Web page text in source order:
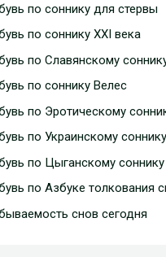
по соннику для стервы
по соннику ХХІ века
по Славянскому
по соннику Велес
по Эротическому
по Украинскому соннику
по Цыганскому соннику
по Азбуке толкования
снов сегодня